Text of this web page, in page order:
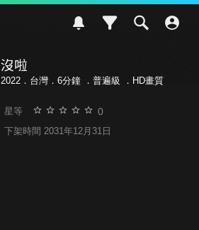
沒啦
2022．台灣．6分鐘 ． 普遍級 ．HD畫質
星等 0
下架時間 2031年12月31日